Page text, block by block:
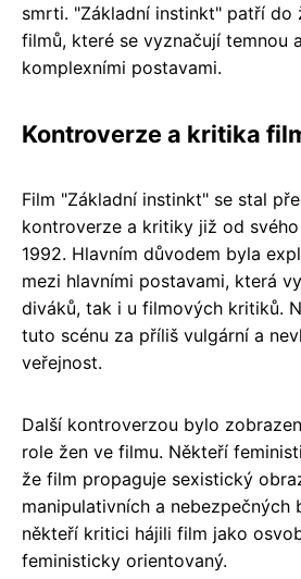
smrti. "Základní instinkt" patří do
filmů, které se vyznačují temnou
komplexními postavami.
Kontroverze a kritika
Film "Základní instinkt" se stal
kontroverze a kritiky již od
1992. Hlavním důvodem byla
mezi hlavními postavami, která
diváků, tak i u filmových kritiků.
tuto scénu za příliš vulgární a
veřejnost.
Další kontroverzou bylo
role žen ve filmu. Někteří
že film propaguje sexistický
manipulativních a nebezpečných
někteří kritici hájili film jako
feministicky orientovaný.